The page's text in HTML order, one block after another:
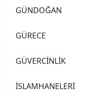
GÜNDOĞAN
GÜRECE
GÜVERCİNLİK
İSLAMHANELERİ